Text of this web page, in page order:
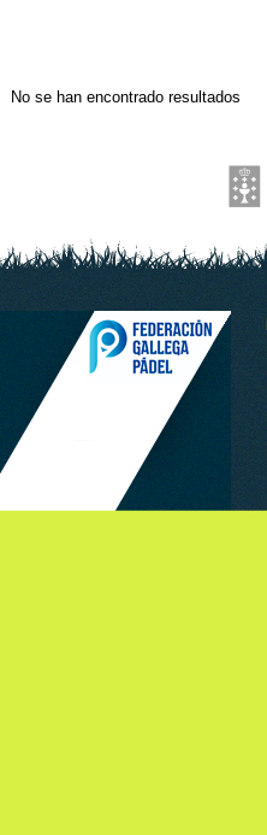
No se han encontrado resultados